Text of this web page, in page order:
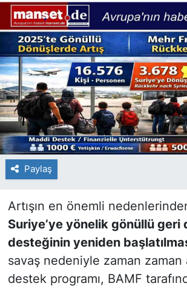
Paylaş
Artışın en önemli
Suriye’ye yönelik gönüllü geri
desteğinin yeniden
savaş nedeniyle zaman zaman
destek programı, BAMF